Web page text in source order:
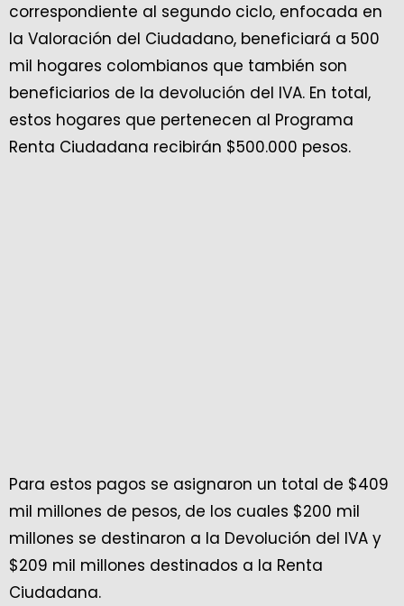
correspondiente al segundo ciclo, enfocada en
la Valoración del Ciudadano, beneficiará a 500
mil hogares colombianos que también son
beneficiarios de la devolución del IVA. En total,
estos hogares que pertenecen al Programa
Renta Ciudadana recibirán $500.000 pesos.
Para estos pagos se asignaron un total de $409
mil millones de pesos, de los cuales $200 mil
millones se destinaron a la Devolución del IVA y
$209 mil millones destinados a la Renta
Ciudadana.